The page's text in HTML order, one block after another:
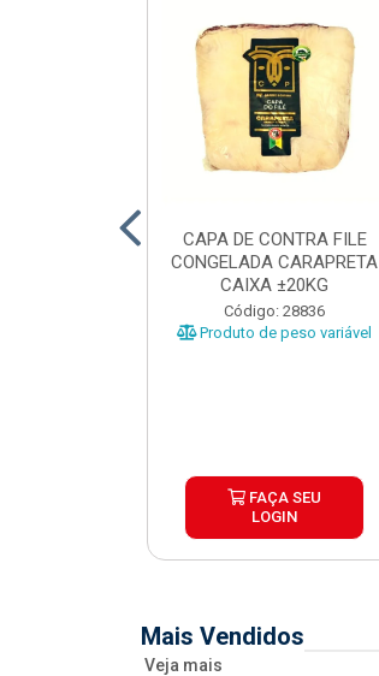
CAPA DE CONTRA FILE
CONGELADA CARAPRETA
CAIXA ±20KG
Código: 28836
Produto de peso variável
FAÇA SEU
LOGIN
Mais Vendidos
Veja mais